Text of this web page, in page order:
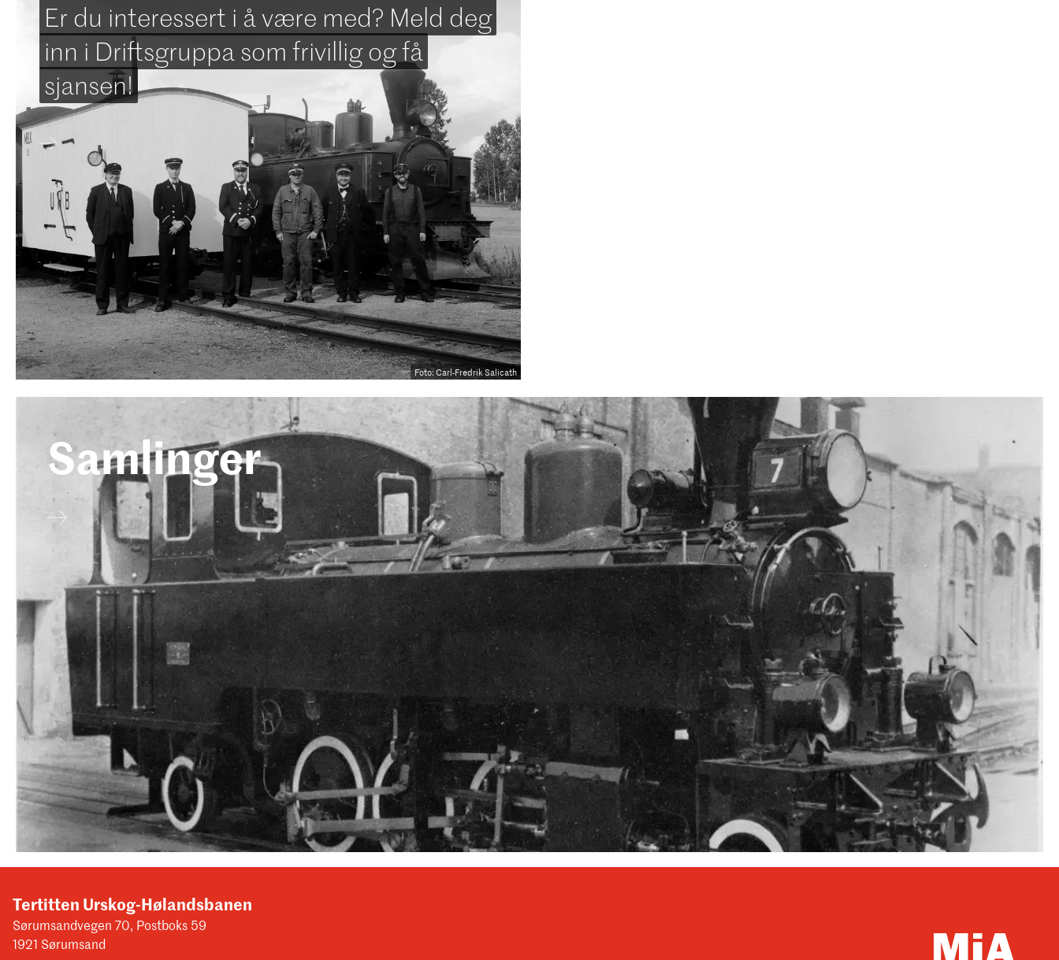
Foto: Carl-Fredrik Salicath
Er du interessert i å være med? Meld deg
inn i Driftsgruppa som frivillig og få
sjansen!
Samlinger
Tertitten Urskog-Hølandsbanen
Sørumsandvegen 70, Postboks 59
1921 Sørumsand